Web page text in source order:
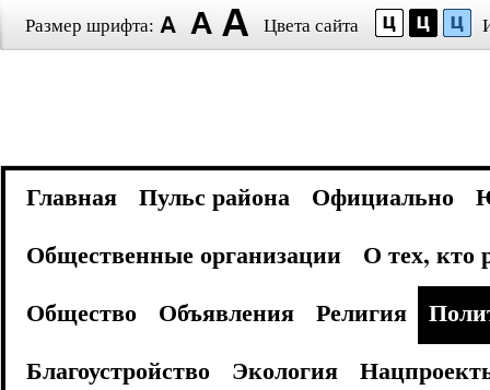
Размер шрифта: Цвета сайта
Главная Пульс района Официально
Общественные организации
О тех, кто
Общество
Объявления Религия
Благоустройство
Экология